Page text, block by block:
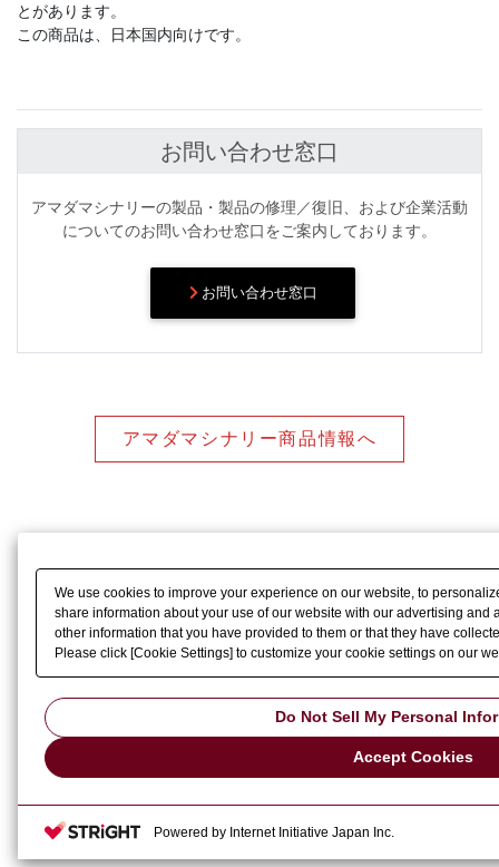
とがあります。
この商品は、日本国内向けです。
お問い合わせ窓口
アマダマシナリーの製品・製品の修理／復旧、および企業活動
についてのお問い合わせ窓口をご案内しております。
お問い合わせ窓口
アマダマシナリー商品情報へ
We use cookies to improve your experience on our website, to
share information about your use of our website with our advertising and
other information that you have provided to them or that they have
Please click [Cookie Settings] to customize your cookie settings on our
Do Not Sell My Personal
Accept Cookies
Powered by Internet Initiative Japan Inc.